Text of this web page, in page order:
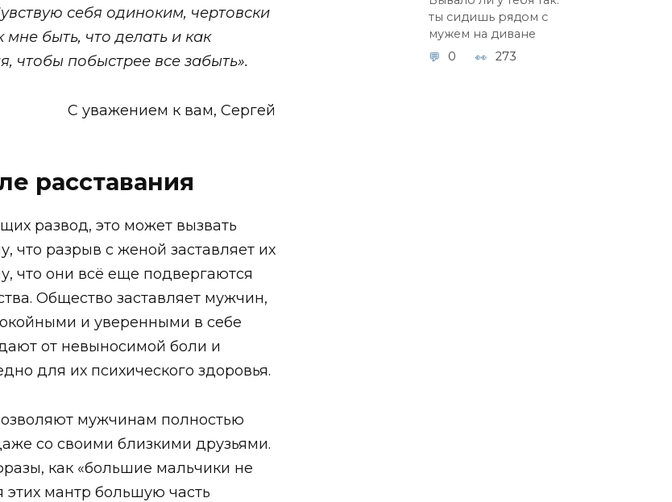
себя одиноким, чертовски
быть, что делать и как
чтобы побыстрее все забыть».
С уважением к вам, Сергей
расставания
развод, это может вызвать
что разрыв с женой заставляет их
что они всё еще подвергаются
Общество заставляет мужчин,
и уверенными в себе
от невыносимой боли и
для их психического здоровья.
мужчинам полностью
со своими близкими друзьями.
как «большие мальчики не
мантр большую часть
ты сидишь рядом с
мужем на диване
0
273